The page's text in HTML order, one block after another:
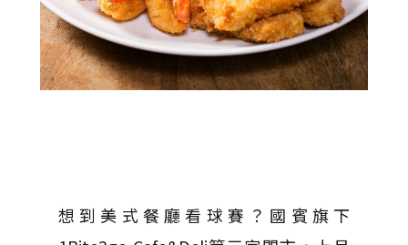
想到美式餐廳看球賽？國賓旗下